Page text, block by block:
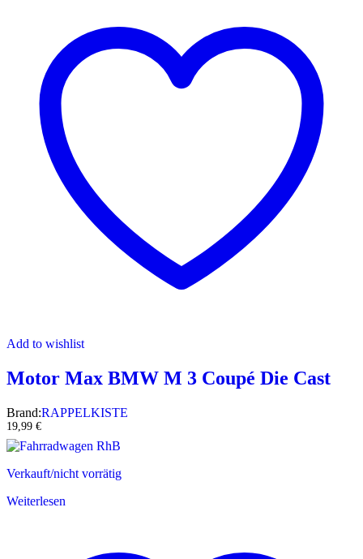
Add to wishlist
Motor Max BMW M 3 Coupé Die Cast
Brand:RAPPELKISTE
19,99 €
Verkauft/nicht vorrätig
Weiterlesen